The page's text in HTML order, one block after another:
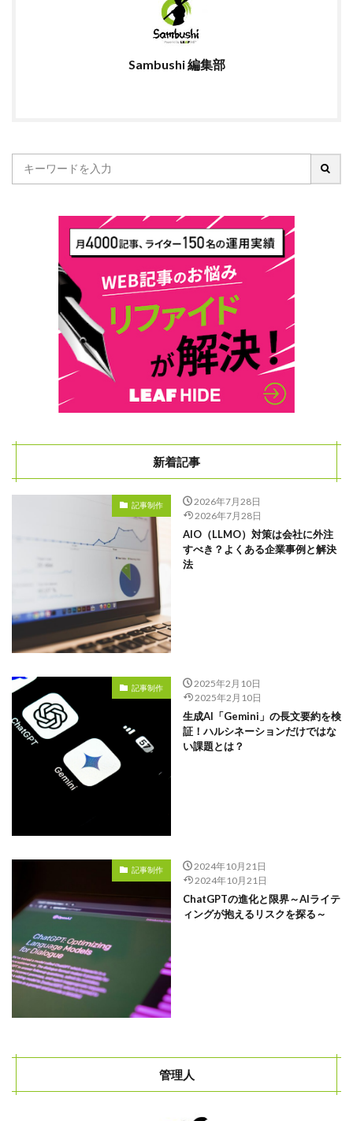
Sambushi 編集部
新着記事
記事制作
2026年7月28日
2026年7月28日
AIO（LLMO）対策は会社に外注
すべき？よくある企業事例と解決
法
記事制作
2025年2月10日
2025年2月10日
生成AI「Gemini」の長文要約を検
証！ハルシネーションだけではな
い課題とは？
記事制作
2024年10月21日
2024年10月21日
ChatGPTの進化と限界～AIライテ
ィングが抱えるリスクを探る～
管理人